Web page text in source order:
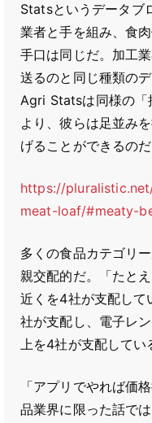
Statsというデータブ
業者と手を組み、食
手口は同じだ。加工
送るのと同じ種類の
Agri Statsは同様の「
より、彼らは足並み
げることができるのだ
https://
meat-loaf/#meaty-
多くの食品カテゴリ
親交配的だ。「たと
近くを4社が支配し
社が支配し、電子レ
上を4社が支配してい
「アプリでやれば価
品業界に限った話で